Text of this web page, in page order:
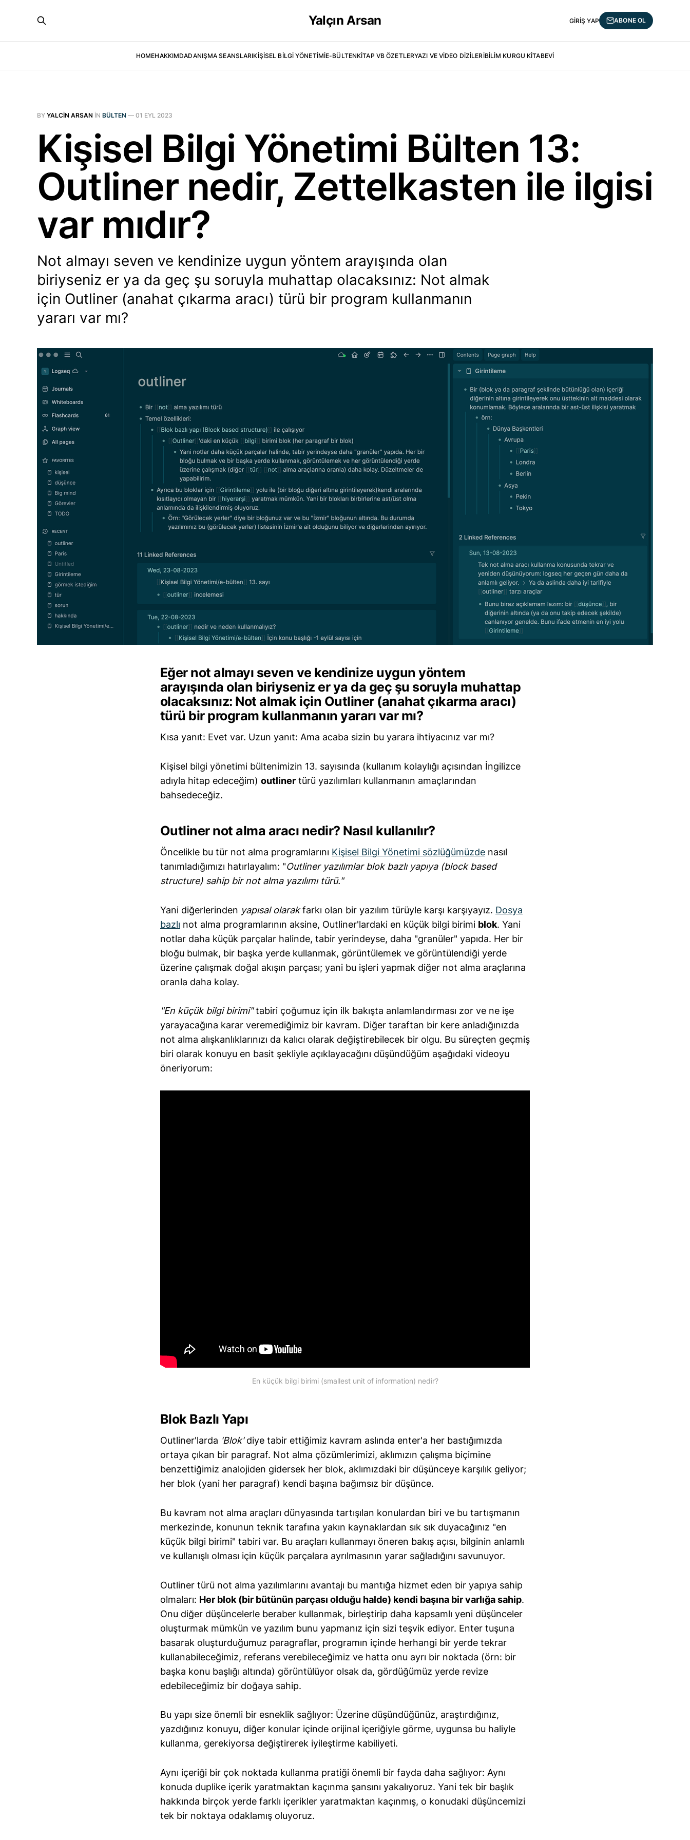
Yalçın Arsan
HOMEHAKKIMDADANIŞMA SEANSLARIKIŞISEL BILGI YÖNETIMIE-BÜLTENKITAP VB ÖZETLERYAZI VE VIDEO DIZILERIBILIM KURGU KİTABEVI
GIRIŞ YAP ABONE OL
BY YALCIN ARSAN IN BÜLTEN — 01 EYL 2023
Kişisel Bilgi Yönetimi Bülten 13:
Outliner nedir, Zettelkasten ile ilgisi
var mıdır?
Not almayı seven ve kendinize uygun yöntem arayışında olan
biriyseniz er ya da geç şu soruyla muhattap olacaksınız: Not almak
için Outliner (anahat çıkarma aracı) türü bir program kullanmanın
yararı var mı?
Eğer not almayı seven ve kendinize uygun yöntem
arayışında olan biriyseniz er ya da geç şu soruyla muhattap
olacaksınız: Not almak için Outliner (anahat çıkarma aracı)
türü bir program kullanmanın yararı var mı?
Kısa yanıt: Evet var. Uzun yanıt: Ama acaba sizin bu yarara ihtiyacınız var mı?
Kişisel bilgi yönetimi bültenimizin 13. sayısında (kullanım kolaylığı açısından İngilizce
adıyla hitap edeceğim) outliner türü yazılımları kullanmanın amaçlarından
bahsedeceğiz.
Outliner not alma aracı nedir? Nasıl kullanılır?
Öncelikle bu tür not alma programlarını Kişisel Bilgi Yönetimi sözlüğümüzde nasıl
tanımladığımızı hatırlayalım: "Outliner yazılımlar blok bazlı yapıya (block based
structure) sahip bir not alma yazılımı türü."
Yani diğerlerinden yapısal olarakfarkı olan bir yazılım türüyle karşı karşıyayız. Dosya
bazlı not alma programlarının aksine, Outliner'lardaki en küçük bilgi birimi blok. Yani
notlar daha küçük parçalar halinde, tabir yerindeyse, daha "granüler" yapıda. Her bir
bloğu bulmak, bir başka yerde kullanmak, görüntülemek ve görüntülendiği yerde
üzerine çalışmak doğal akışın parçası; yani bu işleri yapmak diğer not alma araçlarına
oranla daha kolay.
"En küçük bilgi birimi"tabiri çoğumuz için ilk bakışta anlamlandırması zor ve ne işe
yarayacağına karar veremediğimiz bir kavram. Diğer taraftan bir kere anladığınızda
not alma alışkanlıklarınızı da kalıcı olarak değiştirebilecek bir olgu. Bu süreçten geçmiş
biri olarak konuyu en basit şekliyle açıklayacağını düşündüğüm aşağıdaki videoyu
öneriyorum:
En küçük bilgi birimi (smallest unit of information) nedir?
Blok Bazlı Yapı
Outliner'larda 'Blok'diye tabir ettiğimiz kavram aslında enter'a her bastığımızda
ortaya çıkan bir paragraf. Not alma çözümlerimizi, aklımızın çalışma biçimine
benzettiğimiz analojiden gidersek her blok, aklımızdaki bir düşünceye karşılık geliyor;
her blok (yani her paragraf) kendi başına bağımsız bir düşünce.
Bu kavram not alma araçları dünyasında tartışılan konulardan biri ve bu tartışmanın
merkezinde, konunun teknik tarafına yakın kaynaklardan sık sık duyacağınız "en
küçük bilgi birimi" tabiri var. Bu araçları kullanmayı öneren bakış açısı, bilginin anlamlı
ve kullanışlı olması için küçük parçalara ayrılmasının yarar sağladığını savunuyor.
Outliner türü not alma yazılımlarını avantajı bu mantığa hizmet eden bir yapıya sahip
olmaları: Her blok (bir bütünün parçası olduğu halde) kendi başına bir varlığa sahip.
Onu diğer düşüncelerle beraber kullanmak, birleştirip daha kapsamlı yeni düşünceler
oluşturmak mümkün ve yazılım bunu yapmanız için sizi teşvik ediyor. Enter tuşuna
basarak oluşturduğumuz paragraflar, programın içinde herhangi bir yerde tekrar
kullanabileceğimiz, referans verebileceğimiz ve hatta onu ayrı bir noktada (örn: bir
başka konu başlığı altında) görüntülüyor olsak da, gördüğümüz yerde revize
edebileceğimiz bir doğaya sahip.
Bu yapı size önemli bir esneklik sağlıyor: Üzerine düşündüğünüz, araştırdığınız,
yazdığınız konuyu, diğer konular içinde orijinal içeriğiyle görme, uygunsa bu haliyle
kullanma, gerekiyorsa değiştirerek iyileştirme kabiliyeti.
Aynı içeriği bir çok noktada kullanma pratiği önemli bir fayda daha sağlıyor: Aynı
konuda duplike içerik yaratmaktan kaçınma şansını yakalıyoruz. Yani tek bir başlık
hakkında birçok yerde farklı içerikler yaratmaktan kaçınmış, o konudaki düşüncemizi
tek bir noktaya odaklamış oluyoruz.